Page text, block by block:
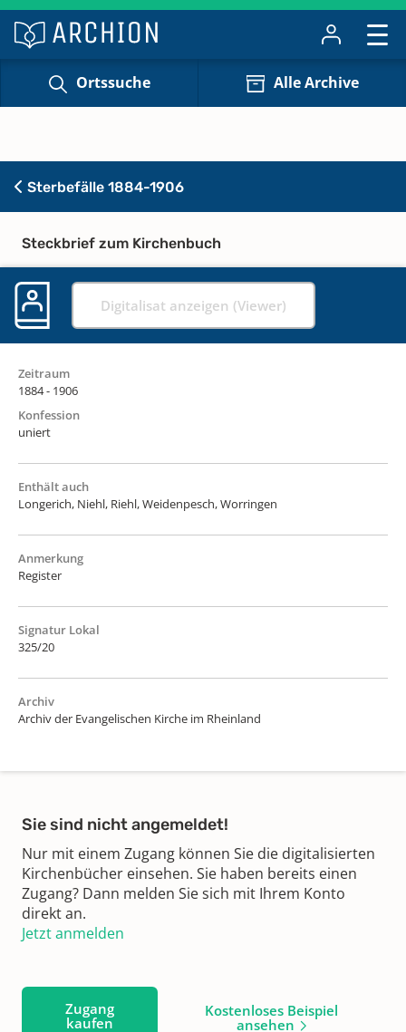
Ortssuche Alle Archive
Sterbefälle 1884-1906
Steckbrief zum Kirchenbuch
Digitalisat anzeigen (Viewer)
Zeitraum
1884 - 1906
Konfession
uniert
Enthält auch
Longerich, Niehl, Riehl, Weidenpesch, Worringen
Anmerkung
Register
Signatur Lokal
325/20
Archiv
Archiv der Evangelischen Kirche im Rheinland
Sie sind nicht angemeldet!
Nur mit einem Zugang können Sie die digitalisierten
Kirchenbücher einsehen. Sie haben bereits einen
Zugang? Dann melden Sie sich mit Ihrem Konto
direkt an.
Jetzt anmelden
Zugang
kaufen
Kostenloses Beispiel
ansehen